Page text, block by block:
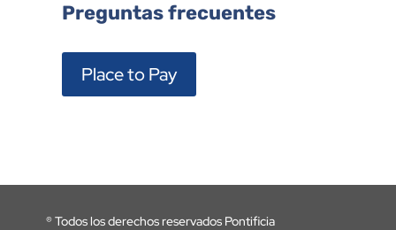
Preguntas frecuentes
Place to Pay
®Todos los derechos reservados Pontificia